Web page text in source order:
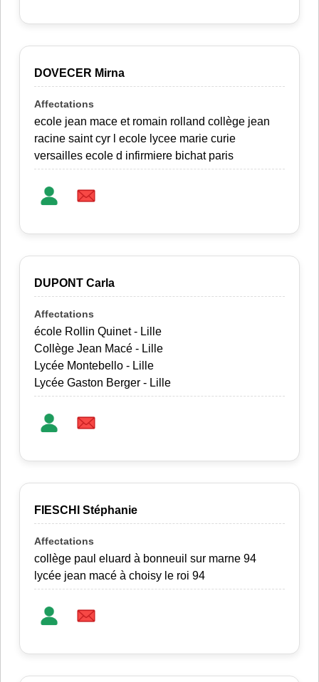
DOVECER Mirna
ecole jean mace et romain rolland collège jean
racine saint cyr l ecole lycee marie curie
versailles ecole d infirmiere bichat paris
DUPONT Carla
école Rollin Quinet - Lille
Collège Jean Macé - Lille
Lycée Montebello - Lille
Lycée Gaston Berger - Lille
FIESCHI Stéphanie
collège paul eluard à bonneuil sur marne 94
lycée jean macé à choisy le roi 94